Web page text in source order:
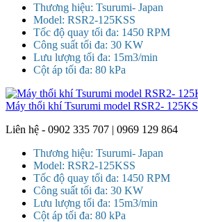
Thương hiệu: Tsurumi- Japan
Model: RSR2-125KSS
Tốc độ quay tối đa: 1450 RPM
Công suất tối đa: 30 KW
Lưu lượng tối đa: 15m3/min
Cột áp tối đa: 80 kPa
Máy thổi khí Tsurumi model RSR2- 125KS
Liên hệ - 0902 335 707 | 0969 129 864
Thương hiệu: Tsurumi- Japan
Model: RSR2-125KSS
Tốc độ quay tối đa: 1450 RPM
Công suất tối đa: 30 KW
Lưu lượng tối đa: 15m3/min
Cột áp tối đa: 80 kPa